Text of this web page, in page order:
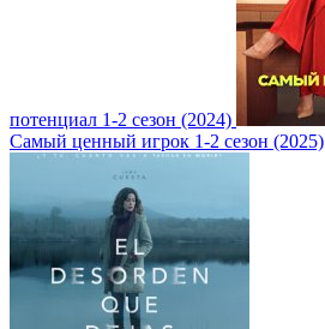
потенциал 1-2 сезон (2024)
Самый ценный игрок 1-2 сезон (2025)